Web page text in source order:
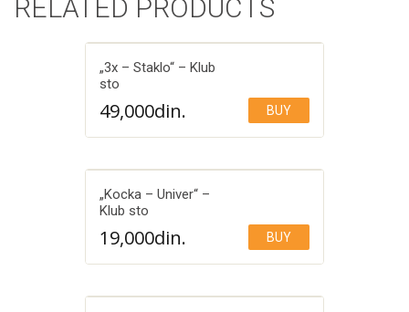
RELATED PRODUCTS
„3x – Staklo“ – Klub
sto
49,000din. BUY
„Kocka – Univer“ –
Klub sto
19,000din. BUY